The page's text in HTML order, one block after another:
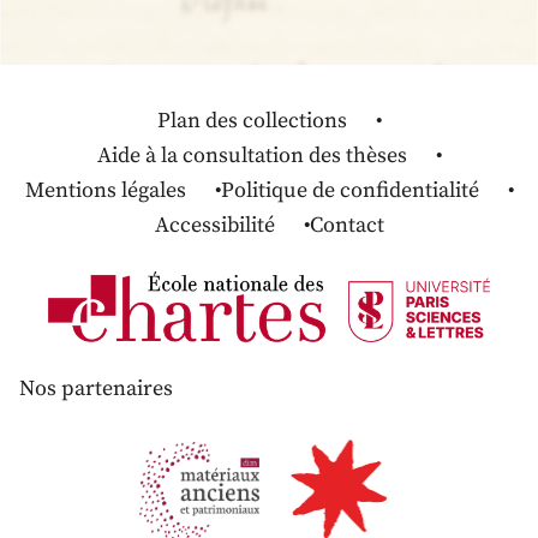
Plan des collections
Aide à la consultation des thèses
Mentions légales
Politique de confidentialité
Accessibilité
Contact
Nos partenaires